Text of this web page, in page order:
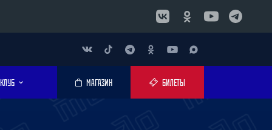
КЛУБ МАГАЗИН БИЛЕТЫ